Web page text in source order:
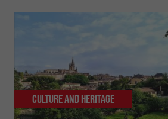
Culture and Heritage